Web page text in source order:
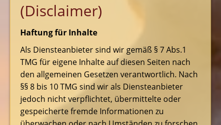
(Disclaimer)
Haftung für Inhalte
Als Diensteanbieter sind wir gemäß § 7 Abs.1
TMG für eigene Inhalte auf diesen Seiten nach
den allgemeinen Gesetzen verantwortlich. Nach
§§ 8 bis 10 TMG sind wir als Diensteanbieter
jedoch nicht verpflichtet, übermittelte oder
gespeicherte fremde Informationen zu